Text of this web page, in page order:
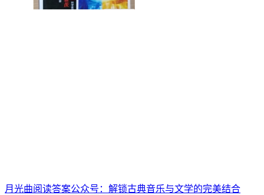
月光曲阅读答案公众号：解锁古典音乐与文学的完美结合